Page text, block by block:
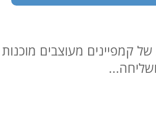
קמפיינים מעוצבים מוכנות